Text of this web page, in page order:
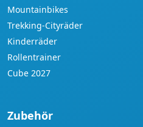
Mountainbikes
Trekking-Cityräder
Kinderräder
Rollentrainer
Cube 2027
Zubehör